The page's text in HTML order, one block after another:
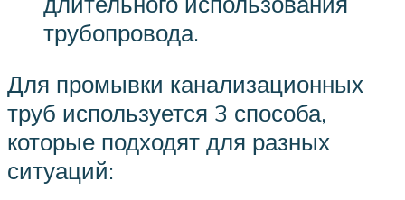
трубопровода.
Для промывки канализационных
труб используется 3 способа,
которые подходят для разных
ситуаций: